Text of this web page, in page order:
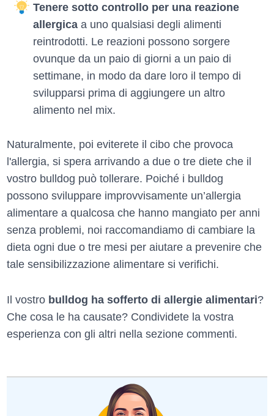
Tenere sotto controllo per una reazione
allergica a uno qualsiasi degli alimenti
reintrodotti. Le reazioni possono sorgere
ovunque da un paio di giorni a un paio di
settimane, in modo da dare loro il tempo di
svilupparsi prima di aggiungere un altro
alimento nel mix.
Naturalmente, poi eviterete il cibo che provoca
l'allergia, si spera arrivando a due o tre diete che il
vostro bulldog può tollerare. Poiché i bulldog
possono sviluppare improvvisamente un’allergia
alimentare a qualcosa che hanno mangiato per anni
senza problemi, noi raccomandiamo di cambiare la
dieta ogni due o tre mesi per aiutare a prevenire che
tale sensibilizzazione alimentare si verifichi.
Il vostro bulldog ha sofferto di allergie alimentari?
Che cosa le ha causate? Condividete la vostra
esperienza con gli altri nella sezione commenti.